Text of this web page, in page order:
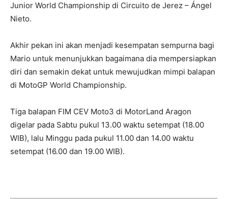
Junior World Championship di Circuito de Jerez – Ángel
Nieto.
Akhir pekan ini akan menjadi kesempatan sempurna bagi
Mario untuk menunjukkan bagaimana dia mempersiapkan
diri dan semakin dekat untuk mewujudkan mimpi balapan
di MotoGP World Championship.
Tiga balapan FIM CEV Moto3 di MotorLand Aragon
digelar pada Sabtu pukul 13.00 waktu setempat (18.00
WIB), lalu Minggu pada pukul 11.00 dan 14.00 waktu
setempat (16.00 dan 19.00 WIB).